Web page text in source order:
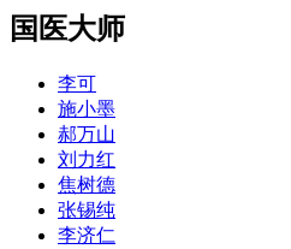
国医大师
李可
施小墨
郝万山
刘力红
焦树德
张锡纯
李济仁